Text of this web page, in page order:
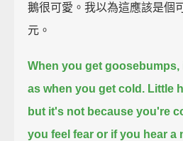
鵝很可愛。我以為這應該是個
元。
When you get goosebumps,
as when you get cold. Little
but it's not because you're
you feel fear or if you hear a